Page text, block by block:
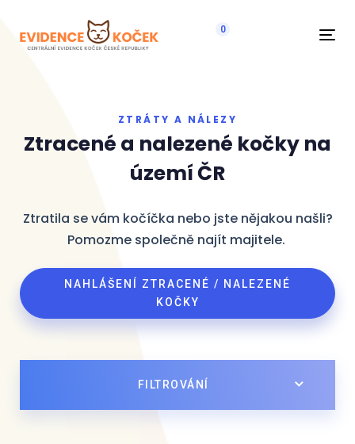
0
ZTRÁTY A NÁLEZY
Ztracené a nalezené kočky na
území ČR
Ztratila se vám kočíčka nebo jste nějakou našli?
Pomozme společně najít majitele.
NAHLÁŠENÍ ZTRACENÉ / NALEZENÉ
KOČKY
FILTROVÁNÍ